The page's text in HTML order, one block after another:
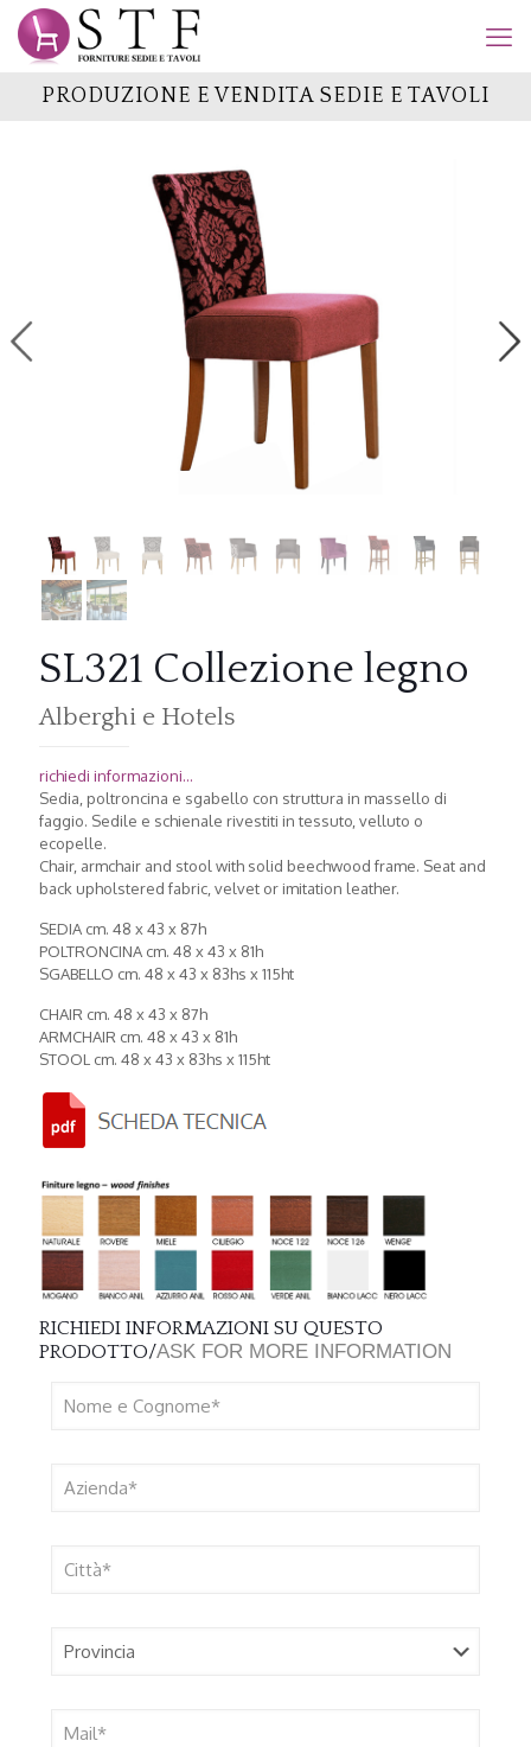
PRODUZIONE E VENDITA SEDIE E TAVOLI
SL321 Collezione legno
Alberghi e Hotels
richiedi informazioni...
Sedia, poltroncina e sgabello con struttura in massello di
faggio. Sedile e schienale rivestiti in tessuto, velluto o
ecopelle.
Chair, armchair and stool with solid beechwood frame. Seat and
back upholstered fabric, velvet or imitation leather.
SEDIA cm. 48 x 43 x 87h
POLTRONCINA cm. 48 x 43 x 81h
SGABELLO cm. 48 x 43 x 83hs x 115ht
CHAIR cm. 48 x 43 x 87h
ARMCHAIR cm. 48 x 43 x 81h
STOOL cm. 48 x 43 x 83hs x 115ht
RICHIEDI INFORMAZIONI SU QUESTO
PRODOTTO/ASK FOR MORE INFORMATION